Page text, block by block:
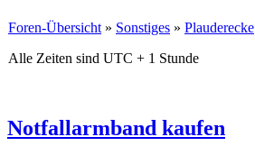
Foren-Übersicht » Sonstiges » Plauderecke
Alle Zeiten sind UTC + 1 Stunde
Notfallarmband kaufen